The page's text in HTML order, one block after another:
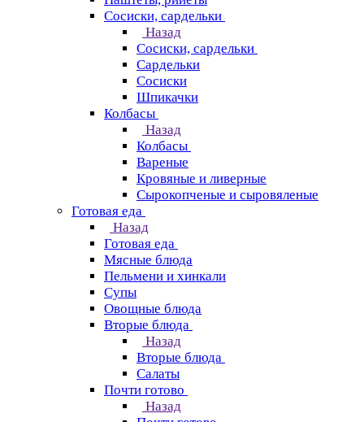
Сосиски, сардельки
Назад
Сосиски, сардельки
Сардельки
Сосиски
Шпикачки
Колбасы
Назад
Колбасы
Вареные
Кровяные и ливерные
Сырокопченые и сыровяленые
Готовая еда
Назад
Готовая еда
Мясные блюда
Пельмени и хинкали
Супы
Овощные блюда
Вторые блюда
Назад
Вторые блюда
Салаты
Почти готово
Назад